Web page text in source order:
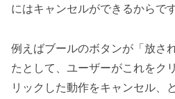
にはキャンセルができるからです
例えばブールのボタンが「放さ
たとして、ユーザーがこれをク
リックした動作をキャンセル、